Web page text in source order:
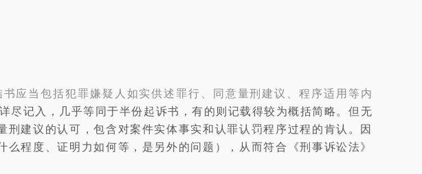
书应当包括犯罪嫌疑人如实供述罪行、同意量刑建议、程序适用等内
尽记入，几乎等同于半份起诉书，有的则记载得较为概括简略。但无
建议的认可，包含对案件实体事实和认罪认罚程序过程的肯认。因
程度、证明力如何等，是另外的问题），从而符合《刑事诉讼法》